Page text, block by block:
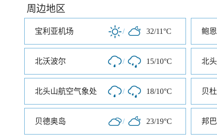
周边地区
宝利亚机场 / 32/11°C 鲍
北沃波尔 / 15/10°C 北
北头山航空气象处 / 18/10°C 贝
贝德奥岛 / 23/19°C 邦